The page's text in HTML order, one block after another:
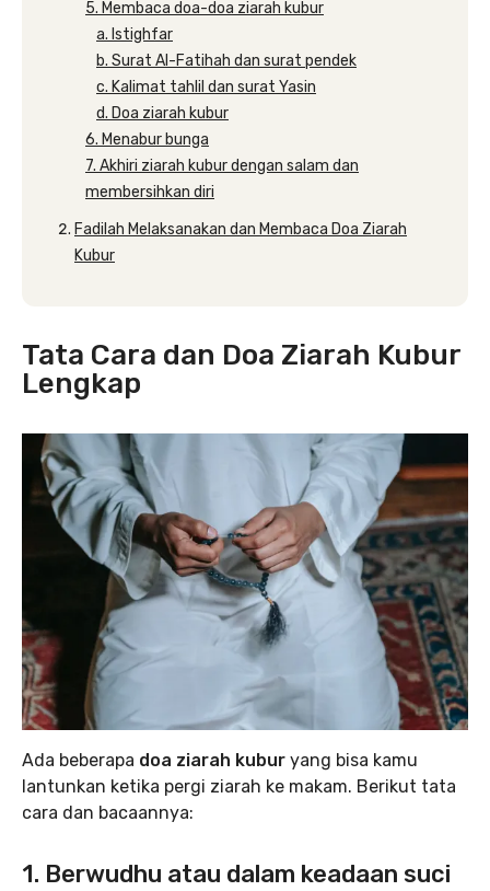
5. Membaca doa-doa ziarah kubur
a. Istighfar
b. Surat Al-Fatihah dan surat pendek
c. Kalimat tahlil dan surat Yasin
d. Doa ziarah kubur
6. Menabur bunga
7. Akhiri ziarah kubur dengan salam dan
membersihkan diri
Fadilah Melaksanakan dan Membaca Doa Ziarah
Kubur
Tata Cara dan Doa Ziarah Kubur
Lengkap
Ada beberapa doa ziarah kubur yang bisa kamu
lantunkan ketika pergi ziarah ke makam. Berikut tata
cara dan bacaannya:
1. Berwudhu atau dalam keadaan suci